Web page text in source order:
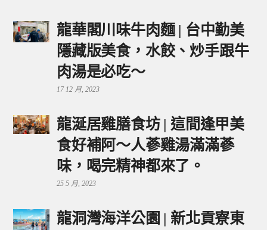
龍華閣川味牛肉麵 | 台中勤美
隱藏版美食，水餃、炒手跟牛
肉湯是必吃～
17 12 月, 2023
龍涎居雞膳食坊 | 這間逢甲美
食好補阿～人蔘雞湯滿滿蔘
味，喝完精神都來了。
25 5 月, 2023
龍洞灣海洋公園 | 新北貢寮東